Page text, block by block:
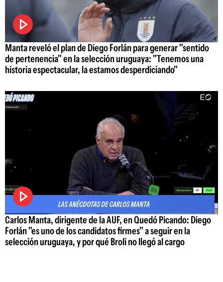
Manta reveló el plan de Diego Forlán para generar "sentido
de pertenencia" en la selección uruguaya: "Tenemos una
historia espectacular, la estamos desperdiciando"
Carlos Manta, dirigente de la AUF, en Quedó Picando: Diego
Forlán "es uno de los candidatos firmes" a seguir en la
selección uruguaya, y por qué Broli no llegó al cargo